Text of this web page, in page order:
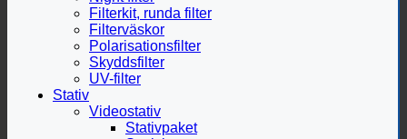
Filterkit, runda filter
Filterväskor
Polarisationsfilter
Skyddsfilter
UV-filter
Stativ
Videostativ
Stativpaket